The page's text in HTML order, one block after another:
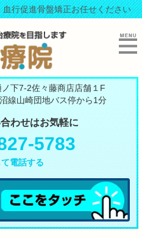
行促進骨盤矯正お任せください
下7-2佐々藤商店店舗１F
線山崎団地バス停から1分
わせはお気軽に
5783
電話する